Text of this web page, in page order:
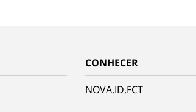
CONHECER
NOVA.ID.FCT